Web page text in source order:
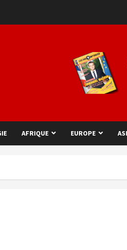
AFRIQUE EUROPE